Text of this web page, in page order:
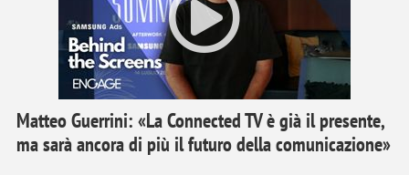
Matteo Guerrini: «La Connected TV è già il presente,
ma sarà ancora di più il futuro della comunicazione»